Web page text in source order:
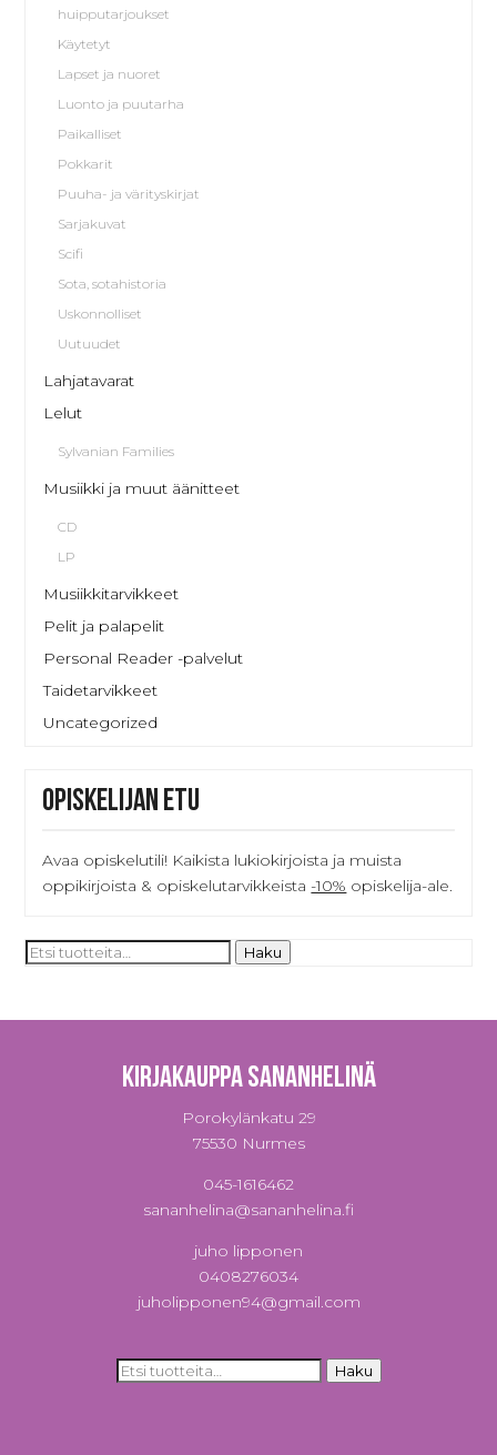
huipputarjoukset
Käytetyt
Lapset ja nuoret
Luonto ja puutarha
Paikalliset
Pokkarit
Puuha- ja värityskirjat
Sarjakuvat
Scifi
Sota, sotahistoria
Uskonnolliset
Uutuudet
Lahjatavarat
Lelut
Sylvanian Families
Musiikki ja muut äänitteet
CD
LP
Musiikkitarvikkeet
Pelit ja palapelit
Personal Reader -palvelut
Taidetarvikkeet
Uncategorized
Opiskelijan etu
Avaa opiskelutili! Kaikista lukiokirjoista ja muista
oppikirjoista & opiskelutarvikkeista -10% opiskelija-ale.
Etsi: Haku
Kirjakauppa Sananhelinä
Porokylänkatu 29
75530 Nurmes
045-1616462
sananhelina@sananhelina.fi
juho lipponen
0408276034
juholipponen94@gmail.com
Etsi: Haku